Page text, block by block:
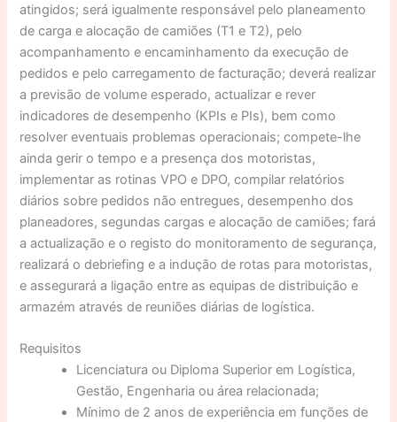
atingidos; será igualmente responsável pelo planeamento
de carga e alocação de camiões (T1 e T2), pelo
acompanhamento e encaminhamento da execução de
pedidos e pelo carregamento de facturação; deverá realizar
a previsão de volume esperado, actualizar e rever
indicadores de desempenho (KPIs e PIs), bem como
resolver eventuais problemas operacionais; compete-lhe
ainda gerir o tempo e a presença dos motoristas,
implementar as rotinas VPO e DPO, compilar relatórios
diários sobre pedidos não entregues, desempenho dos
planeadores, segundas cargas e alocação de camiões; fará
a actualização e o registo do monitoramento de segurança,
realizará o debriefing e a indução de rotas para motoristas,
e assegurará a ligação entre as equipas de distribuição e
armazém através de reuniões diárias de logística.
Requisitos
Licenciatura ou Diploma Superior em Logística,
Gestão, Engenharia ou área relacionada;
Mínimo de 2 anos de experiência em funções de